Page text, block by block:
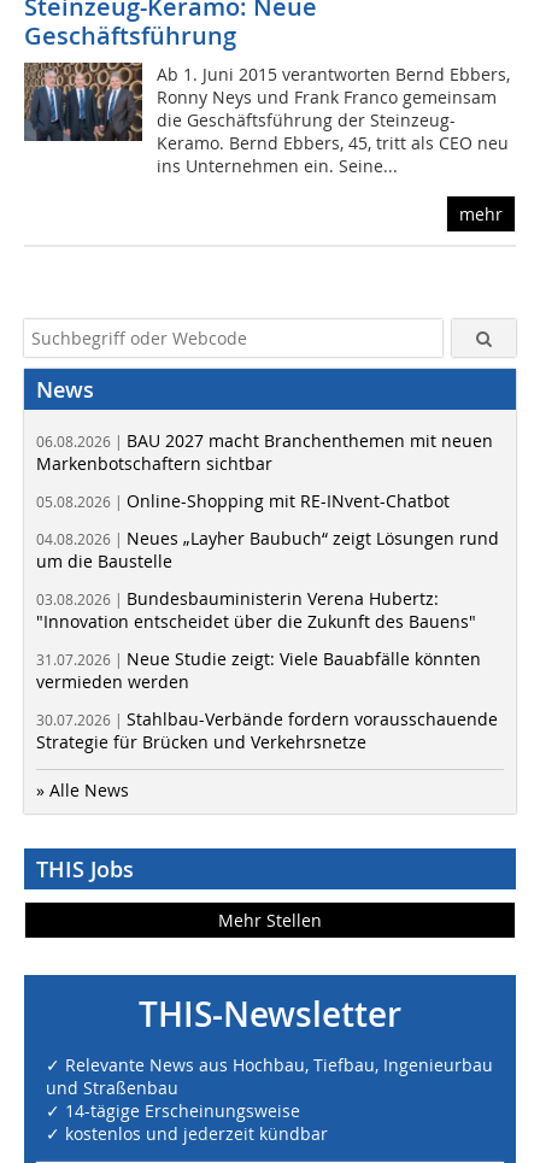
Steinzeug-Keramo: Neue
Geschäftsführung
Ab 1. Juni 2015 verantworten Bernd Ebbers,
Ronny Neys und Frank Franco gemeinsam
die Geschäftsführung der Steinzeug-
Keramo. Bernd Ebbers, 45, tritt als CEO neu
ins Unternehmen ein. Seine...
mehr
News
06.08.2026 | BAU 2027 macht Branchenthemen mit neuen
Markenbotschaftern sichtbar
05.08.2026 | Online-Shopping mit RE-INvent-Chatbot
04.08.2026 | Neues „Layher Baubuch“ zeigt Lösungen rund
um die Baustelle
03.08.2026 | Bundesbauministerin Verena Hubertz:
"Innovation entscheidet über die Zukunft des Bauens"
31.07.2026 | Neue Studie zeigt: Viele Bauabfälle könnten
vermieden werden
30.07.2026 | Stahlbau-Verbände fordern vorausschauende
Strategie für Brücken und Verkehrsnetze
» Alle News
THIS Jobs
Mehr Stellen
THIS-Newsletter
✓ Relevante News aus Hochbau, Tiefbau, Ingenieurbau
und Straßenbau
✓ 14-tägige Erscheinungsweise
✓ kostenlos und jederzeit kündbar